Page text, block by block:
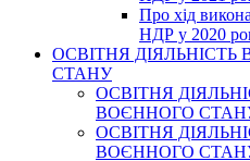
Про хід
НДР у 2020
ОСВІТНЯ
СТАНУ
ОСВІТНЯ
ВОЄННОГО СТАНУ
ОСВІТНЯ
ВОЄННОГО СТАНУ